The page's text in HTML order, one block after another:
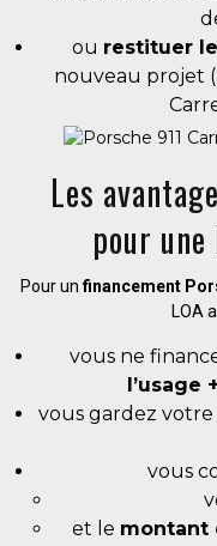
ou restituer
nouveau projet
Les
pour
Pour un financement
LOA
vous ne
l’usage
vous gardez votre
vous
et le montant